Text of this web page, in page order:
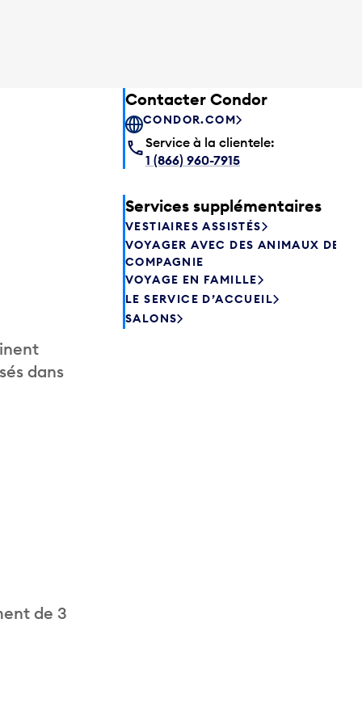
dans
de 3
Contacter Condor
CONDOR.COM
Service à la clientele:
1 (866) 960-7915
Services supplémentaires
VESTIAIRES ASSISTÉS
VOYAGER AVEC DES ANIMAUX DE
COMPAGNIE
VOYAGE EN FAMILLE
LE SERVICE D’ACCUEIL
SALONS